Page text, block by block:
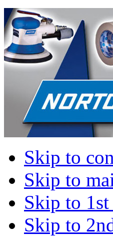
Skip to
Skip to
Skip to
Skip to